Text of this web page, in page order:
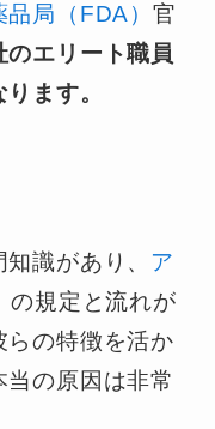
品局（FDA）官
のエリート職員
ます。
識があり、 ア
の規定と流れが
らの特徴を活か
の原因は非常